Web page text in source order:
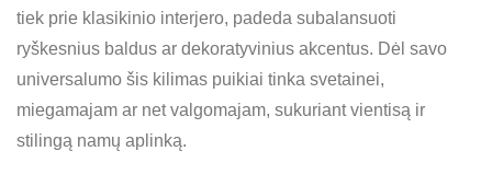
tiek prie klasikinio interjero, padeda subalansuoti
ryškesnius baldus ar dekoratyvinius akcentus. Dėl savo
universalumo šis kilimas puikiai tinka svetainei,
miegamajam ar net valgomajam, sukuriant vientisą ir
stilingą namų aplinką.